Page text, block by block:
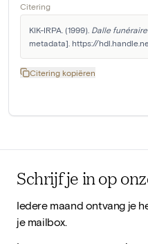
Citering
KIK-IRPA. (1999). Dalle
metadata]. https://
Citering kopiëren
Schrijf je in op
Iedere maand ontvang je
je mailbox.